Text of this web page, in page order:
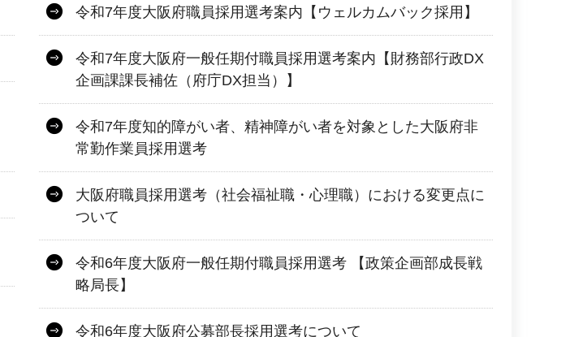
令和7年度大阪府職員採用選考案内【ウェルカムバック採用】
令和7年度大阪府一般任期付職員採用選考案内【財務部行政DX
企画課課長補佐（府庁DX担当）】
令和7年度知的障がい者、精神障がい者を対象とした大阪府非
常勤作業員採用選考
大阪府職員採用選考（社会福祉職・心理職）における変更点に
ついて
令和6年度大阪府一般任期付職員採用選考 【政策企画部成長戦
略局長】
令和6年度大阪府公募部長採用選考について